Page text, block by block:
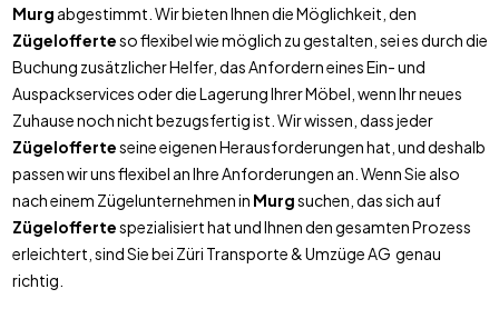
Murg abgestimmt. Wir bieten Ihnen die Möglichkeit, den
Zügelofferteso flexibel wie möglich zu gestalten, sei es durch die
Buchung zusätzlicher Helfer, das Anfordern eines Ein- und
Auspackservices oder die Lagerung Ihrer Möbel, wenn Ihr neues
Zuhause noch nicht bezugsfertig ist. Wir wissen, dass jeder
Zügelofferteseine eigenen Herausforderungen hat, und deshalb
passen wir uns flexibel an Ihre Anforderungen an. Wenn Sie also
nach einem Zügelunternehmen in Murgsuchen, das sich auf
Zügeloffertespezialisiert hat und Ihnen den gesamten Prozess
erleichtert, sind Sie bei Züri Transporte & Umzüge AG genau
richtig.